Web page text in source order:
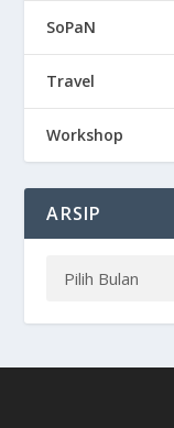
SoPaN
Travel
Workshop
ARSIP